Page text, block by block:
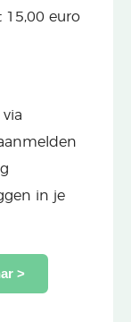
15,00 euro
in je
>